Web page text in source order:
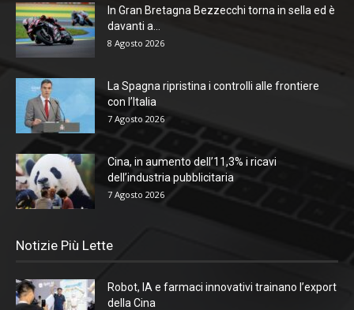
In Gran Bretagna Bezzecchi torna in sella ed è
davanti a...
8 Agosto 2026
La Spagna ripristina i controlli alle frontiere
con l’Italia
7 Agosto 2026
Cina, in aumento dell’11,3% i ricavi
dell’industria pubblicitaria
7 Agosto 2026
Notizie Più Lette
Robot, IA e farmaci innovativi trainano l’export
della Cina